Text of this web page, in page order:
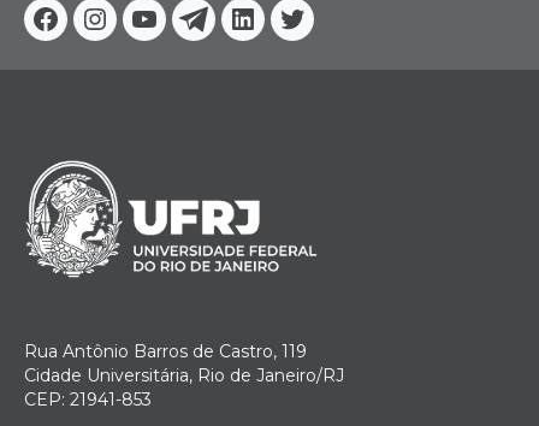
Facebook
Instagram
YoutubeTelegram
Linkedin
Twitter
Rua Antônio Barros de Castro, 119
Cidade Universitária, Rio de Janeiro/RJ
CEP: 21941-853